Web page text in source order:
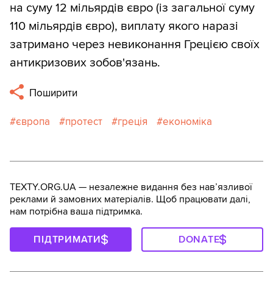
на суму 12 мільярдів євро (із загальної суму
110 мільярдів євро), виплату якого наразі
затримано через невиконання Грецією своїх
антикризових зобов'язань.
Поширити
європа протест греція економіка
TEXTY.ORG.UA — незалежне видання без навʼязливої
реклами й замовних матеріалів. Щоб працювати далі,
нам потрібна ваша підтримка.
ПІДТРИМАТИ DONATE